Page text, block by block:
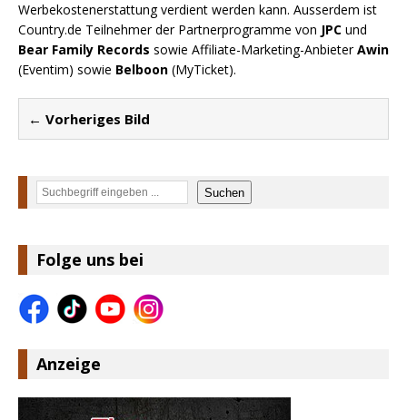
Werbekostenerstattung verdient werden kann. Ausserdem ist
Country.de Teilnehmer der Partnerprogramme von JPC und
Bear Family Records sowie Affiliate-Marketing-AnbieterAwin
(Eventim) sowie Belboon (MyTicket).
← Vorheriges Bild
Suchen Suchen
Folge uns bei
Anzeige